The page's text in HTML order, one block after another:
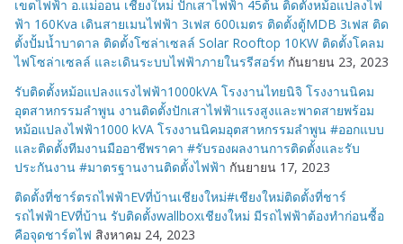
เขตไฟฟ้า อ.แม่ออน เชียงใหม่ ปักเสาไฟฟ้า 45ต้น ติดตั้งหม้อแปลงไฟ
ฟ้า 160Kva เดินสายเมนไฟฟ้า 3เฟส 600เมตร ติดตั้งตู้MDB 3เฟส ติด
ตั้งปั้มน้ำบาดาล ติดตั้งโซล่าเซลล์ Solar Rooftop 10KW ติดตั้งโคลม
ไฟโซล่าเซลล์ และเดินระบบไฟฟ้าภายในรรีสอร์ท กันยายน 23, 2023
รับติดตั้งหม้อแปลงแรงไฟฟ้า1000kVA โรงงานไทยนิจิ โรงงานนิคม
อุตสาหกรรมลำพูน งานติดตั้งปักเสาไฟฟ้าแรงสูงและพาดสายพร้อม
หม้อแปลงไฟฟ้า1000 kVA โรงงานนิคมอุตสาหกรรมลำพูน #ออกแบบ
และติดตั้งทีมงานมืออาชีพราคา #รับรองผลงานการติดตั้งและรับ
ประกันงาน #มาตรฐานงานติดตั้งไฟฟ้า กันยายน 17, 2023
ติดตั้งที่ชาร์ตรถไฟฟ้าEVที่บ้านเชียงใหม่#เชียงใหม่ติดตั้งที่ชาร์
รถไฟฟ้าEVที่บ้าน รับติดตั้งwallboxเชียงใหม่ มีรถไฟฟ้าต้องทำก่อนซื้อ
คือจุดชาร์ตไฟ สิงหาคม 24, 2023